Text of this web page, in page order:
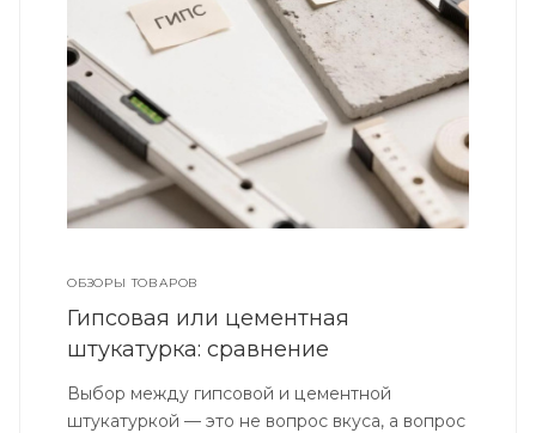
ОБЗОРЫ ТОВАРОВ
Гипсовая или цементная
штукатурка: сравнение
Выбор между гипсовой и цементной
штукатуркой — это не вопрос вкуса, а вопрос